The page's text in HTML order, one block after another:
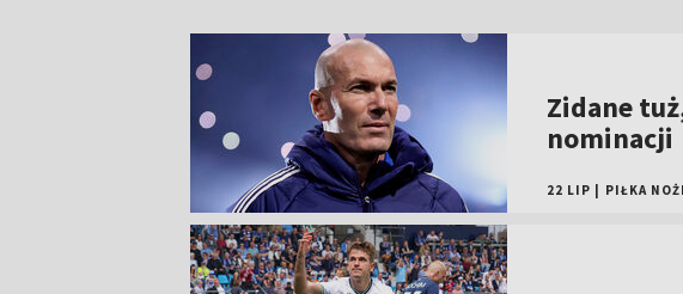
Zidane
nominacji
22 LIP PIŁKA